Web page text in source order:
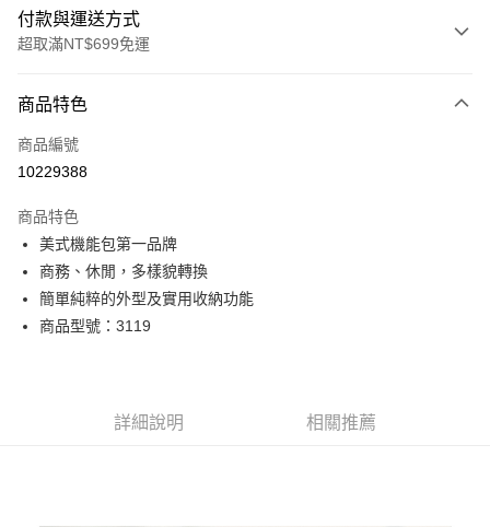
付款與運送方式
超取滿NT$699免運
信用卡一次付款
超商取貨付款
Apple Pay
街口支付
悠遊付
商品特色
商品編號
10229388
商品特色
美式機能包第一品牌
商務、休閒，多樣貌轉換
簡單純粹的外型及實用收納功能
商品型號：3119
詳細說明 相關推薦